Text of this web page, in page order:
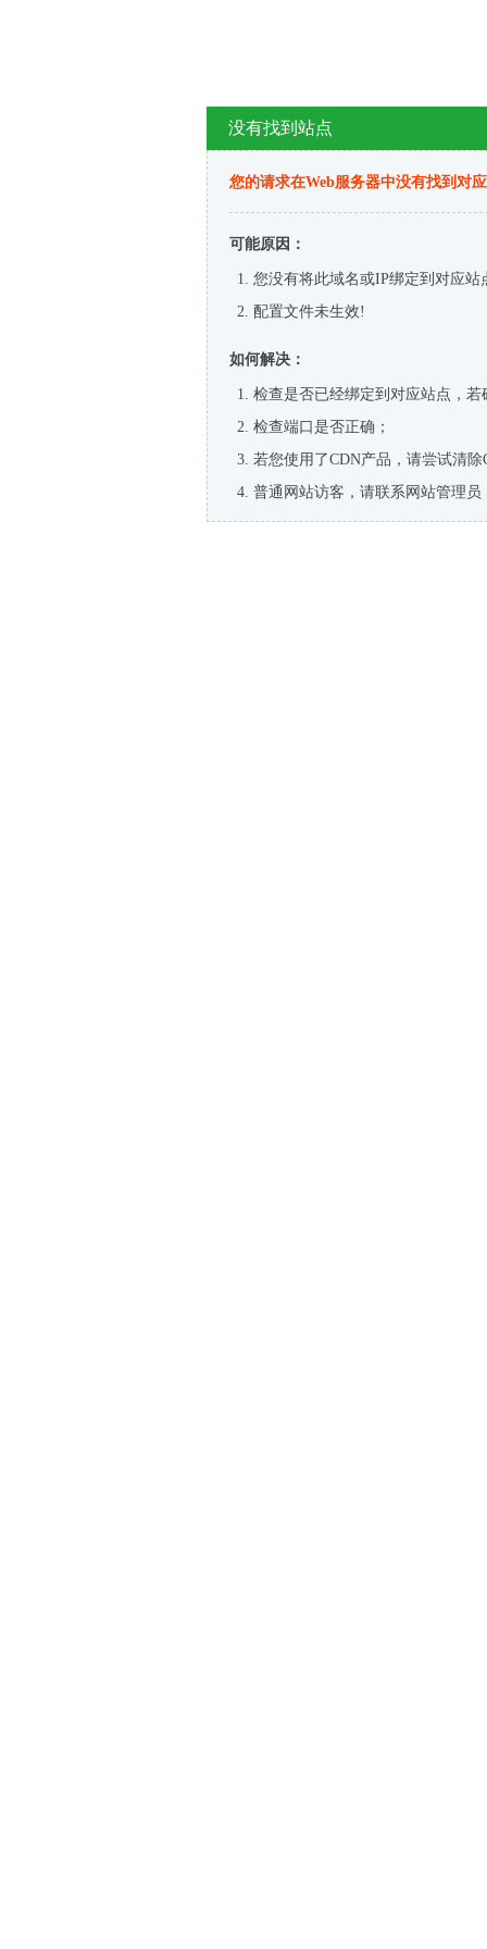
没有找到站点
您的请求在Web服务器中没有找到对
可能原因：
您没有将此域名或IP绑定到对应站
配置文件未生效!
如何解决：
检查是否已经绑定到对应站点，
检查端口是否正确；
若您使用了CDN产品，请尝试清除
普通网站访客，请联系网站管理员